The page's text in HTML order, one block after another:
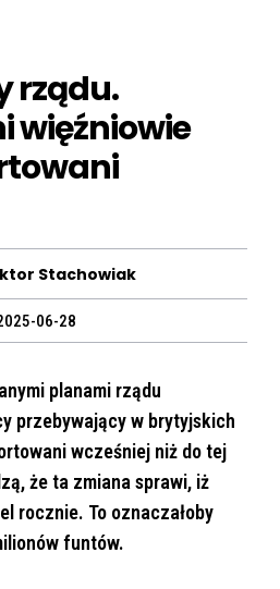
rządu.
więźniowie
Stachowiak
06-28
planami rządu
przebywający w brytyjskich
wcześniej niż do tej
że ta zmiana sprawi, iż
rocznie. To oznaczałoby
funtów.